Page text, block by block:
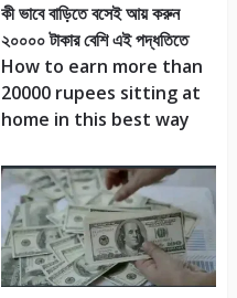
কী ভাবে বাড়িতে বসেই আয় করুন
২০০০০ টাকার বেশি এই পদ্ধতিতে
How to earn more than
20000 rupees sitting at
home in this best way